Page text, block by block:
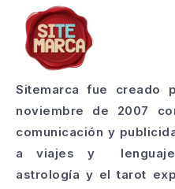
Sitemarca fue creado
noviembre de 2007
comunicación y
a viajes y
astrología y el tarot